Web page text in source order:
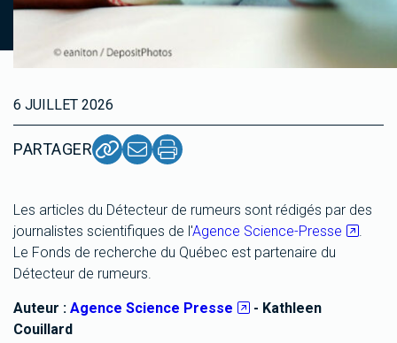
6 JUILLET 2026
PARTAGER
Les articles du Détecteur de rumeurs sont rédigés par des
journalistes scientifiques de l'Agence Science-Presse
.
Le Fonds de recherche du Québec est partenaire du
Détecteur de rumeurs.
Auteur : Agence Science Presse
- Kathleen
Couillard